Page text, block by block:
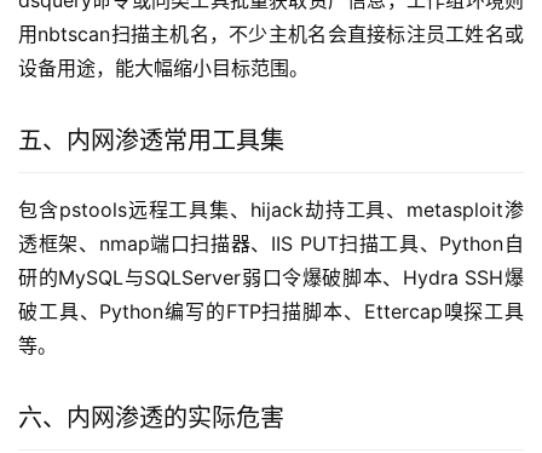
用nbtscan扫描主机名，不少主机名会直接标注员工姓名或
设备用途，能大幅缩小目标范围。
五、内网渗透常用工具集
包含pstools远程工具集、hijack劫持工具、metasploit渗
透框架、nmap端口扫描器、IIS PUT扫描工具、Python自
研的MySQL与SQLServer弱口令爆破脚本、Hydra SSH爆
破工具、Python编写的FTP扫描脚本、Ettercap嗅探工具
等。
六、内网渗透的实际危害